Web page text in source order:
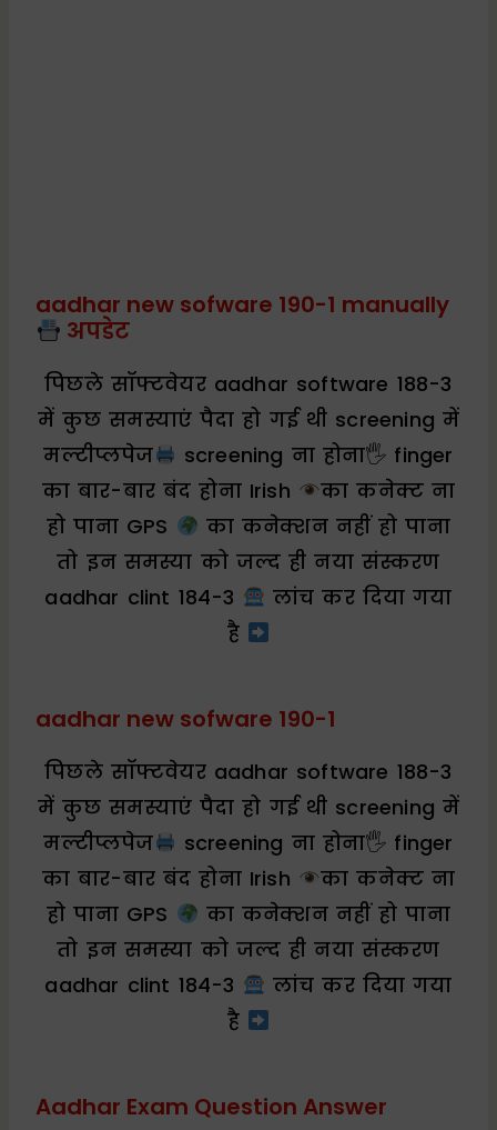
aadhar new sofware 190-1 manually
अपडेट
पिछले सॉफ्टवेयर aadhar software 188-3
में कुछ समस्याएं पैदा हो गई थी screening में
मल्टीप्लपेज
screening ना होना🖐 finger
का बार-बार बंद होना Irish
का कनेक्ट ना
हो पाना GPS
का कनेक्शन नहीं हो पाना
तो इन समस्या को जल्द ही नया संस्करण
aadhar clint 184-3
लांच कर दिया गया
है
aadhar new sofware 190-1
पिछले सॉफ्टवेयर aadhar software 188-3
में कुछ समस्याएं पैदा हो गई थी screening में
मल्टीप्लपेज
screening ना होना🖐 finger
का बार-बार बंद होना Irish
का कनेक्ट ना
हो पाना GPS
का कनेक्शन नहीं हो पाना
तो इन समस्या को जल्द ही नया संस्करण
aadhar clint 184-3
लांच कर दिया गया
है
Aadhar Exam Question Answer